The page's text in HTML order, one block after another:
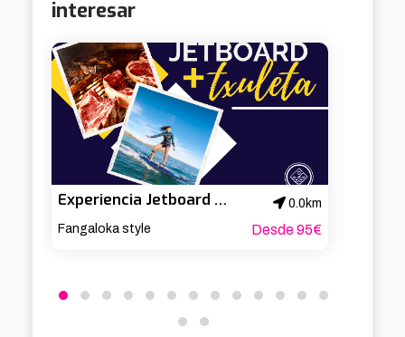
interesar
Experiencia Jetboard en el Abra + menú txulelon.
0.0km
Fangaloka style
Desde 95€